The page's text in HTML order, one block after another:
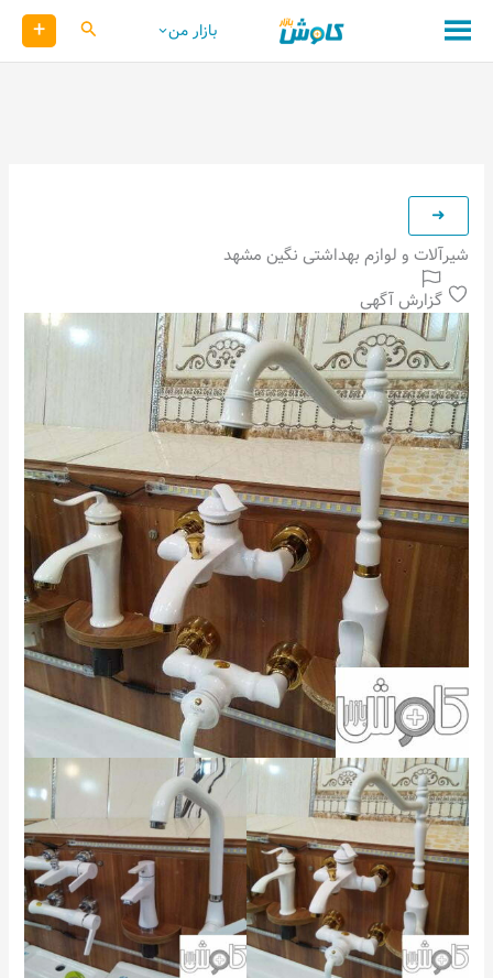
محتوا
بازار من کاوش +
شیرآلات و لوازم بهداشتی نگین مشهد
گزارش آگهی